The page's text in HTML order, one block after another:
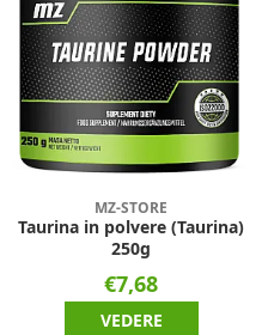
MZ-STORE
Taurina in polvere (Taurina)
250g
€7,68
VEDERE